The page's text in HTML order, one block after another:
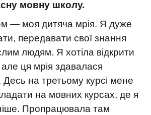
мовну школу.
— моя дитяча мрія. Я дуже
передавати свої знання
людям. Я хотіла відкрити
ця мрія здавалася
Десь на третьому курсі мене
на мовних курсах, де я
Пропрацювала там